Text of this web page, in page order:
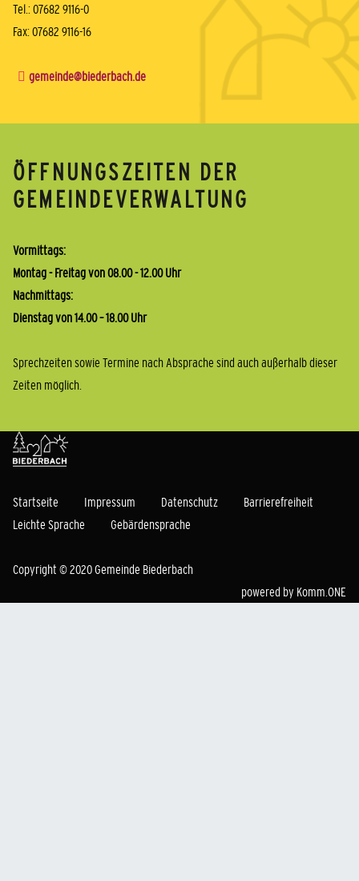
Tel.: 07682 9116-0
Fax: 07682 9116-16
gemeinde@biederbach.de
ÖFFNUNGSZEITEN DER
GEMEINDEVERWALTUNG
Vormittags:
Montag - Freitag von 08.00 - 12.00 Uhr
Nachmittags:
Dienstag von 14.00 – 18.00 Uhr
Sprechzeiten sowie Termine nach Absprache sind auch außerhalb dieser
Zeiten möglich.
Startseite Impressum Datenschutz
Barrierefreiheit
Leichte Sprache
Gebärdensprache
Copyright © 2020 Gemeinde Biederbach
powered by Komm.ONE